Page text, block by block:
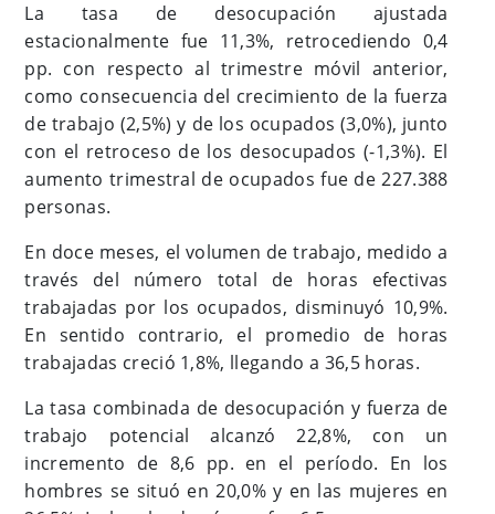
La tasa de desocupación ajustada
estacionalmente fue 11,3%, retrocediendo 0,4
pp. con respecto al trimestre móvil anterior,
como consecuencia del crecimiento de la fuerza
de trabajo (2,5%) y de los ocupados (3,0%), junto
con el retroceso de los desocupados (-1,3%). El
aumento trimestral de ocupados fue de 227.388
personas.
En doce meses, el volumen de trabajo, medido a
través del número total de horas efectivas
trabajadas por los ocupados, disminuyó 10,9%.
En sentido contrario, el promedio de horas
trabajadas creció 1,8%, llegando a 36,5 horas.
La tasa combinada de desocupación y fuerza de
trabajo potencial alcanzó 22,8%, con un
incremento de 8,6 pp. en el período. En los
hombres se situó en 20,0% y en las mujeres en